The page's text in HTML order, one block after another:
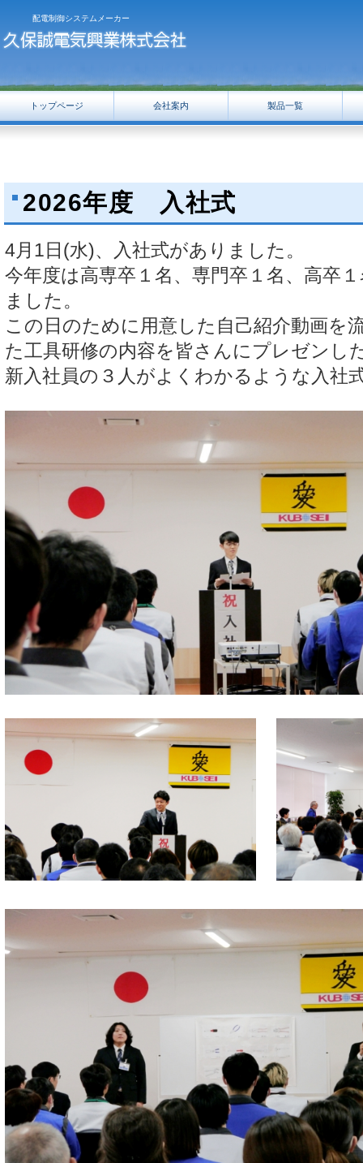
配電制御システムメーカー
2026年度 入社式
4月1日(水)、
入社式がありました。
今年度は高専卒１名、専門卒１名、高卒
ました。
この日のために用意した自己紹介動画を
た工具研修の内容を皆さんにプレゼンし
新入社員の３人がよくわかるような入社
トップページ 会社案内 製品一覧